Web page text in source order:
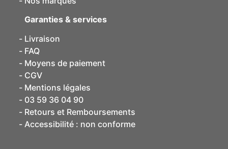
Garanties & services
Livraison
FAQ
Moyens de paiement
CGV
Mentions légales
03 59 36 04 90
Retours et Remboursements
Accessibilité : non conforme